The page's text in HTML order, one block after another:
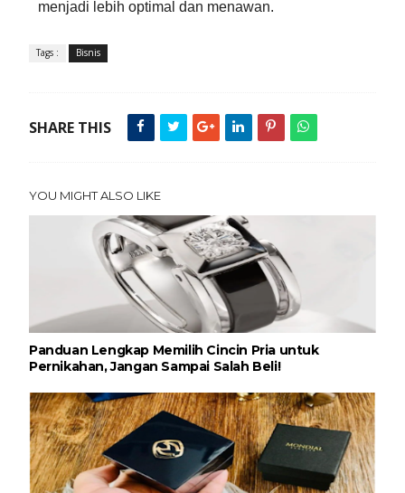
menjadi lebih optimal dan menawan.
Tags : Bisnis
SHARE THIS
YOU MIGHT ALSO LIKE
Panduan Lengkap Memilih Cincin Pria untuk
Pernikahan, Jangan Sampai Salah Beli!